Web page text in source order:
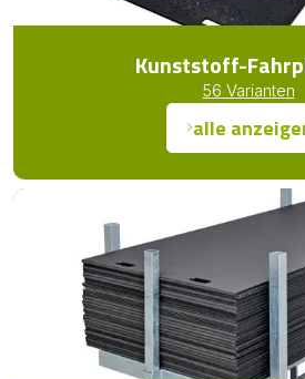
Kunststoff-
56 Varianten
alle